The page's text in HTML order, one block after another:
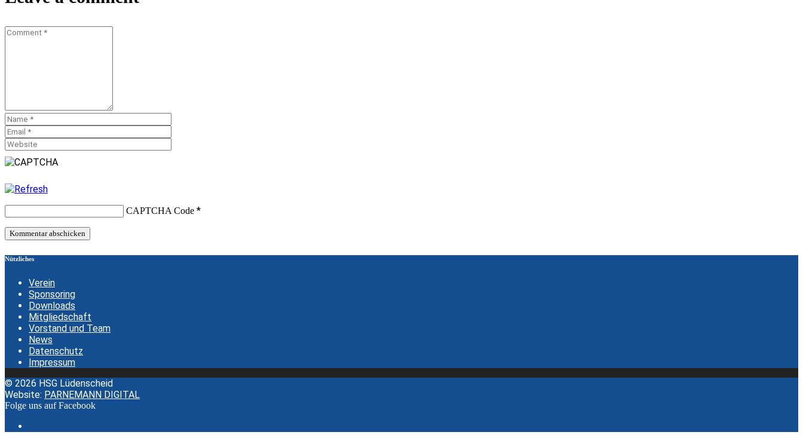
CAPTCHA Code *
Nützliches
Verein
Sponsoring
Downloads
Mitgliedschaft
Vorstand und Team
News
Datenschutz
Impressum
© 2026 HSG Lüdenscheid
Website: PARNEMANN DIGITAL
Folge uns auf Facebook